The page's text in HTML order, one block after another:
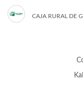
CAJA RURAL DE